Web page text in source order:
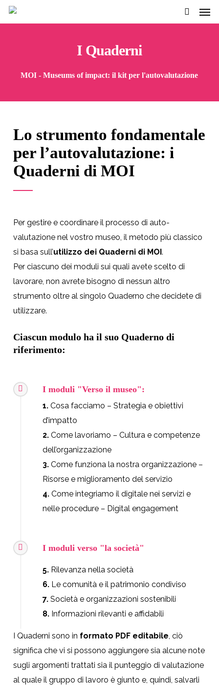
Passa
al
cerca
I Quaderni
MOI - Museums of impact: il kit per l'autovalutazione
Lo strumento fondamentale
per l’autovalutazione: i
Quaderni di MOI
Per gestire e coordinare il processo di auto-
valutazione nel vostro museo, il metodo più classico
si basa sull’utilizzo dei Quaderni di MOI.
Per ciascuno dei moduli sui quali avete scelto di
lavorare, non avrete bisogno di nessun altro
strumento oltre al singolo Quaderno che decidete di
utilizzare.
Ciascun modulo ha il suo Quaderno di
riferimento:
I moduli "Verso il museo":
1. Cosa facciamo – Strategia e obiettivi
d’impatto
2. Come lavoriamo – Cultura e competenze
dell’organizzazione
3. Come funziona la nostra organizzazione –
Risorse e miglioramento del servizio
4. Come integriamo il digitale nei servizi e
nelle procedure – Digital engagement
I moduli verso "la società"
5.Rilevanza nella società
6. Le comunità e il patrimonio condiviso
7.Società e organizzazioni sostenibili
8. Informazioni rilevanti e affidabili
I Quaderni sono in formato PDF editabile , ciò
significa che vi si possono aggiungere sia alcune note
sugli argomenti trattati sia il punteggio di valutazione
al quale il gruppo di lavoro è giunto e, quindi, salvarli